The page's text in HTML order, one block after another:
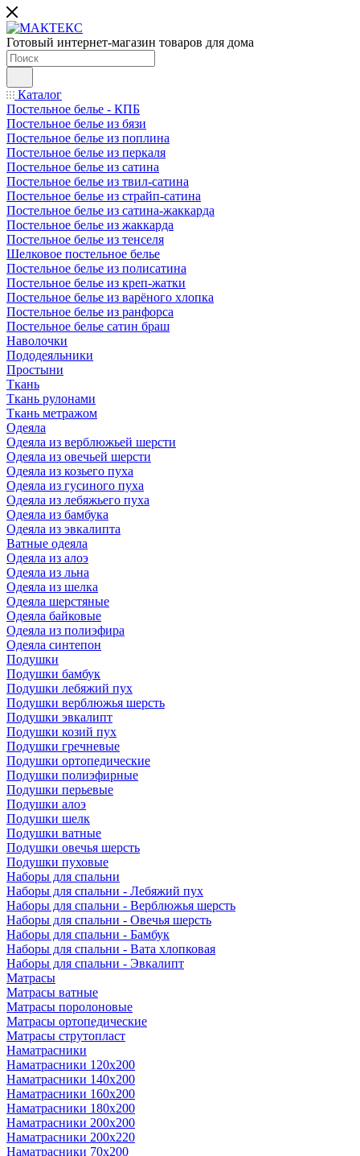
Готовый интернет-магазин товаров для дома
Каталог
Постельное белье - КПБ
Постельное белье из бязи
Постельное белье из поплина
Постельное белье из перкаля
Постельное белье из сатина
Постельное белье из твил-сатина
Постельное белье из страйп-сатина
Постельное белье из сатина-жаккарда
Постельное белье из жаккарда
Постельное белье из тенселя
Шелковое постельное белье
Постельное белье из полисатина
Постельное белье из креп-жатки
Постельное белье из варёного хлопка
Постельное белье из ранфорса
Постельное белье сатин браш
Наволочки
Пододеяльники
Простыни
Ткань
Ткань рулонами
Ткань метражом
Одеяла
Одеяла из верблюжьей шерсти
Одеяла из овечьей шерсти
Одеяла из козьего пуха
Одеяла из гусиного пуха
Одеяла из лебяжьего пуха
Одеяла из бамбука
Одеяла из эвкалипта
Ватные одеяла
Одеяла из алоэ
Одеяла из льна
Одеяла из шелка
Одеяла шерстяные
Одеяла байковые
Одеяла из полиэфира
Одеяла синтепон
Подушки
Подушки бамбук
Подушки лебяжий пух
Подушки верблюжья шерсть
Подушки эвкалипт
Подушки козий пух
Подушки гречневые
Подушки ортопедические
Подушки полиэфирные
Подушки перьевые
Подушки алоэ
Подушки шелк
Подушки ватные
Подушки овечья шерсть
Подушки пуховые
Наборы для спальни
Наборы для спальни - Лебяжий пух
Наборы для спальни - Верблюжья шерсть
Наборы для спальни - Овечья шерсть
Наборы для спальни - Бамбук
Наборы для спальни - Вата хлопковая
Наборы для спальни - Эвкалипт
Матрасы
Матрасы ватные
Матрасы поролоновые
Матрасы ортопедические
Матрасы струтопласт
Наматрасники
Наматрасники 120х200
Наматрасники 140х200
Наматрасники 160х200
Наматрасники 180х200
Наматрасники 200х200
Наматрасники 200х220
Наматрасники 70х200